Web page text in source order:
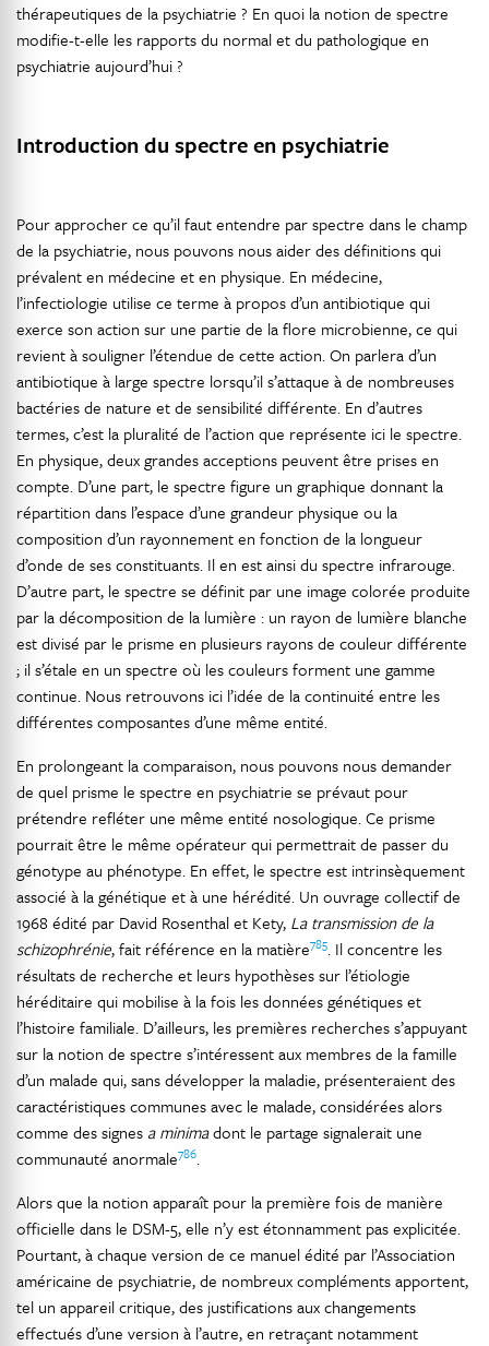
thérapeutiques de la psychiatrie ? En quoi la notion de spectre
modifie-t-elle les rapports du normal et du pathologique en
psychiatrie aujourd’hui ?
Introduction du spectre en psychiatrie
Pour approcher ce qu’il faut entendre par spectre dans le champ
de la psychiatrie, nous pouvons nous aider des définitions qui
prévalent en médecine et en physique. En médecine,
l’infectiologie utilise ce terme à propos d’un antibiotique qui
exerce son action sur une partie de la flore microbienne, ce qui
revient à souligner l’étendue de cette action. On parlera d’un
antibiotique à large spectre lorsqu’il s’attaque à de nombreuses
bactéries de nature et de sensibilité différente. En d’autres
termes, c’est la pluralité de l’action que représente ici le spectre.
En physique, deux grandes acceptions peuvent être prises en
compte. D’une part, le spectre figure un graphique donnant la
répartition dans l’espace d’une grandeur physique ou la
composition d’un rayonnement en fonction de la longueur
d’onde de ses constituants. Il en est ainsi du spectre infrarouge.
D’autre part, le spectre se définit par une image colorée produite
par la décomposition de la lumière : un rayon de lumière blanche
est divisé par le prisme en plusieurs rayons de couleur différente
; il s’étale en un spectre où les couleurs forment une gamme
continue. Nous retrouvons ici l’idée de la continuité entre les
différentes composantes d’une même entité.
En prolongeant la comparaison, nous pouvons nous demander
de quel prisme le spectre en psychiatrie se prévaut pour
prétendre refléter une même entité nosologique. Ce prisme
pourrait être le même opérateur qui permettrait de passer du
génotype au phénotype. En effet, le spectre est intrinsèquement
associé à la génétique et à une hérédité. Un ouvrage collectif de
1968 édité par David Rosenthal et Kety, La transmission de la
schizophrénie, fait référence en la matière785. Il concentre les
résultats de recherche et leurs hypothèses sur l’étiologie
héréditaire qui mobilise à la fois les données génétiques et
l’histoire familiale. D’ailleurs, les premières recherches s’appuyant
sur la notion de spectre s’intéressent aux membres de la famille
d’un malade qui, sans développer la maladie, présenteraient des
caractéristiques communes avec le malade, considérées alors
comme des signes a minimadont le partage signalerait une
communauté anormale786.
Alors que la notion apparaît pour la première fois de manière
officielle dans le DSM-5, elle n’y est étonnamment pas explicitée.
Pourtant, à chaque version de ce manuel édité par l’Association
américaine de psychiatrie, de nombreux compléments apportent,
tel un appareil critique, des justifications aux changements
effectués d’une version à l’autre, en retraçant notamment